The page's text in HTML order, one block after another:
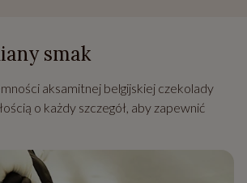
smak
aksamitnej belgijskiej czekolady
o każdy szczegół, aby zapewnić